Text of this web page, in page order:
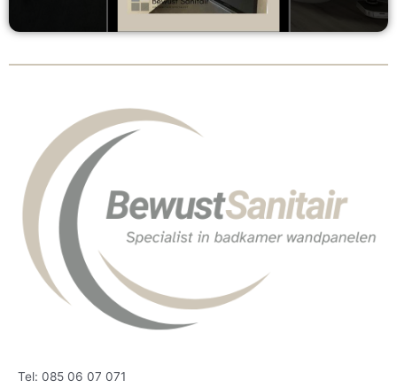
Tel: 085 06 07 071